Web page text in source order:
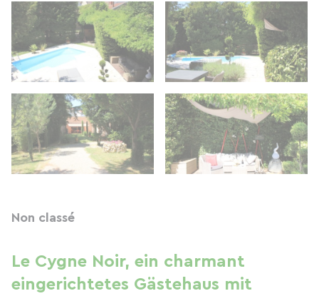
Non classé
Le Cygne Noir, ein charmant
eingerichtetes Gästehaus mit